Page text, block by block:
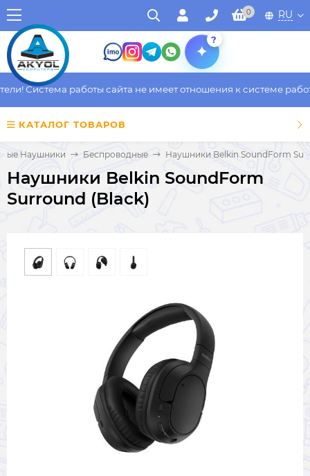
0 RU
?
Система работы сайта не имеет отношения к системе
КАТАЛОГ ТОВАРОВ
Наушники Беспроводные Наушники Belkin SoundForm
Наушники Belkin SoundForm
Surround (Black)